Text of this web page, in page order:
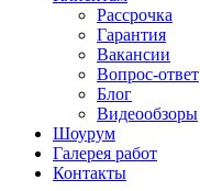
Рассрочка
Гарантия
Вакансии
Вопрос-ответ
Блог
Видеообзоры
Шоурум
Галерея работ
Контакты